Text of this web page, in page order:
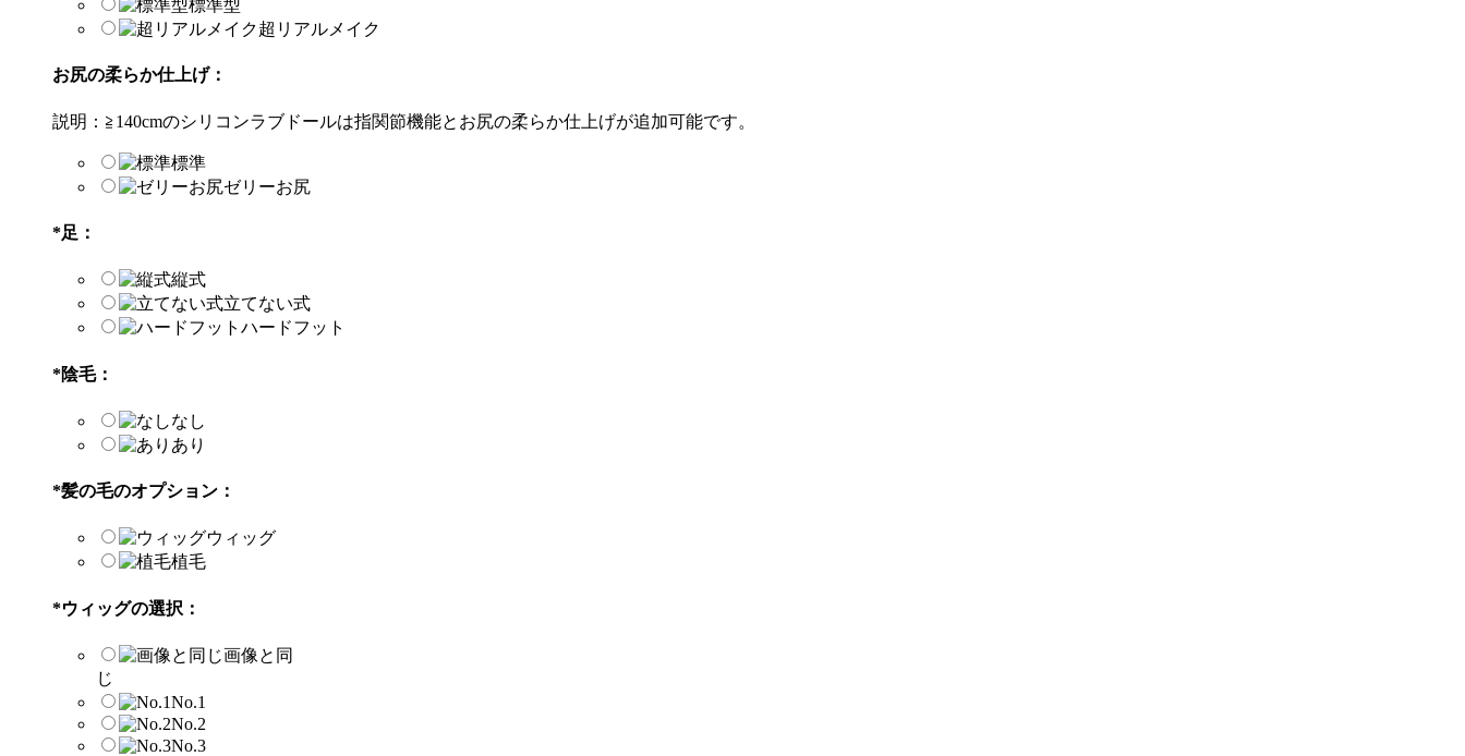
標準型
超リアルメイク
お尻の柔らか仕上げ：
説明：≧140cmのシリコンラブドールは指関節機能とお尻の柔らか仕上げが追加可能です。
標準
ゼリーお尻
*足：
縦式
立てない式
ハードフット
*陰毛：
なし
あり
*髪の毛のオプション：
ウィッグ
植毛
*ウィッグの選択：
画像と同
じ
No.1
No.2
No.3